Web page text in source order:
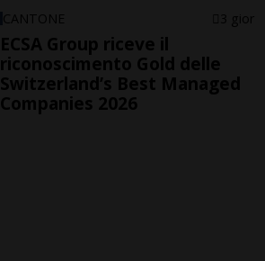
CANTONE 3 gior
ECSA Group riceve il
riconoscimento Gold delle
Switzerland’s Best Managed
Companies 2026